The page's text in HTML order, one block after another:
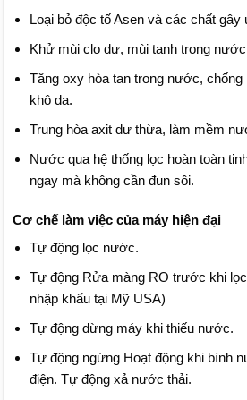
Loại bỏ độc tố Asen và các chất gây
Khử mùi clo dư, mùi tanh trong nước
Tăng oxy hòa tan trong nước, chống
khô da.
Trung hòa axit dư thừa, làm mềm
Nước qua hệ thống lọc hoàn toàn
ngay mà không cần đun sôi.
Cơ chế làm việc của máy hiện đại
Tự động lọc nước.
Tự động Rửa màng RO trước khi
nhập khẩu tại Mỹ USA)
Tự động dừng máy khi thiếu nước.
Tự động ngừng Hoạt động khi bình
điện. Tự động xả nước thải.